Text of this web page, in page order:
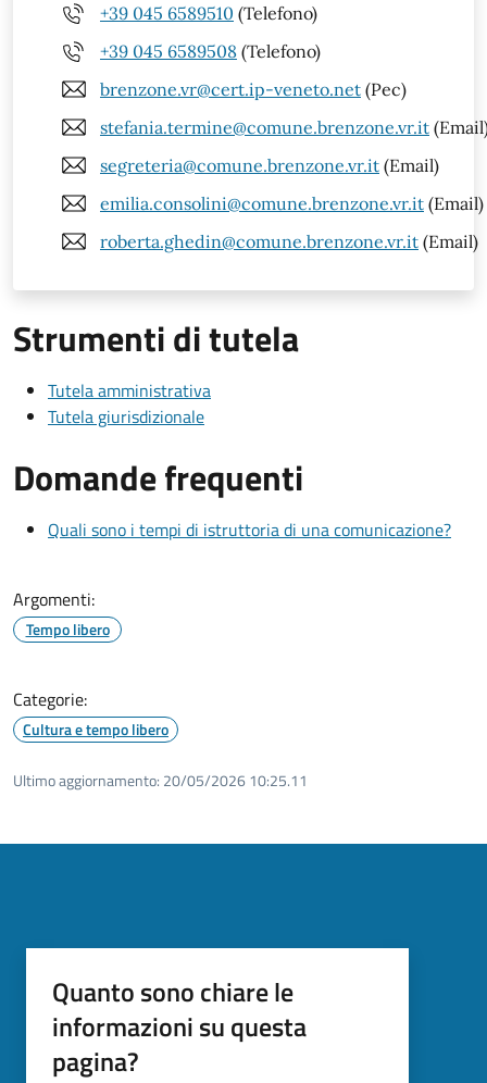
+39 045 6589510 (Telefono)
+39 045 6589508 (Telefono)
brenzone.vr@cert.ip-veneto.net (Pec)
stefania.termine@comune.brenzone.vr.it
segreteria@comune.brenzone.vr.it (Email)
emilia.consolini@comune.brenzone.vr.it (Email)
roberta.ghedin@comune.brenzone.vr.it (Email)
Strumenti di tutela
Tutela amministrativa
Tutela giurisdizionale
Domande frequenti
Quali sono i tempi di istruttoria di una comunicazione?
Argomenti:
Tempo libero
Categorie:
Cultura e tempo libero
Ultimo aggiornamento: 20/05/2026 10:25.11
Quanto sono chiare le
informazioni su questa
pagina?